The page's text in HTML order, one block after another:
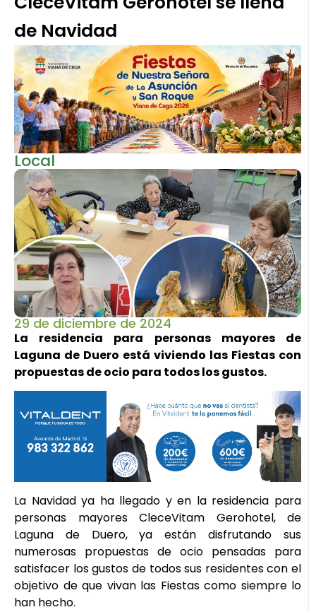
de Navidad
Local
29 de diciembre de 2024
La residencia para personas mayores de
Laguna de Duero está viviendo las Fiestas con
propuestas de ocio para todos los gustos.
La Navidad ya ha llegado y en la residencia para
personas mayores CleceVitam Gerohotel, de
Laguna de Duero, ya están disfrutando sus
numerosas propuestas de ocio pensadas para
satisfacer los gustos de todos sus residentes con el
objetivo de que vivan las Fiestas como siempre lo
han hecho.